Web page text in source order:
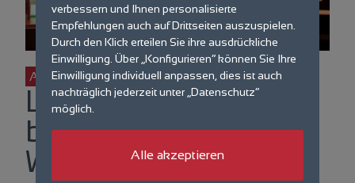
Aktuelles
Landesregierung
bekennt sich klar zu
Windenergie
verbessern und Ihnen personalisierte
Empfehlungen auch auf Drittseiten auszuspielen.
Durch den Klick erteilen Sie ihre ausdrückliche
Einwilligung. Über „Konfigurieren“ können Sie Ihre
Einwilligung individuell anpassen, dies ist auch
nachträglich jederzeit unter „Datenschutz“
möglich.
Alle akzeptieren